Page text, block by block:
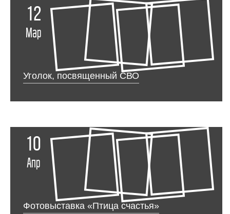
12
Мар
Уголок, посвященный СВО
10
Апр
Фотовыставка «Птица счастья»